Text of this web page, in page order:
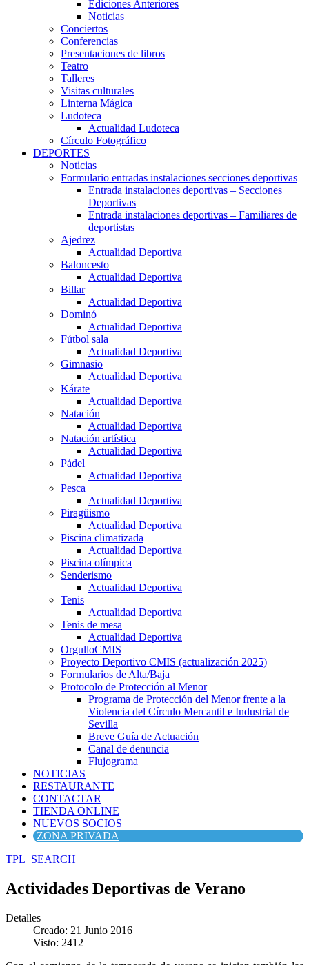
Ediciones Anteriores
Noticias
Conciertos
Conferencias
Presentaciones de libros
Teatro
Talleres
Visitas culturales
Linterna Mágica
Ludoteca
Actualidad Ludoteca
Círculo Fotográfico
DEPORTES
Noticias
Formulario entradas instalaciones secciones deportivas
Entrada instalaciones deportivas – Secciones
Deportivas
Entrada instalaciones deportivas – Familiares de
deportistas
Ajedrez
Actualidad Deportiva
Baloncesto
Actualidad Deportiva
Billar
Actualidad Deportiva
Dominó
Actualidad Deportiva
Fútbol sala
Actualidad Deportiva
Gimnasio
Actualidad Deportiva
Kárate
Actualidad Deportiva
Natación
Actualidad Deportiva
Natación artística
Actualidad Deportiva
Pádel
Actualidad Deportiva
Pesca
Actualidad Deportiva
Piragüismo
Actualidad Deportiva
Piscina climatizada
Actualidad Deportiva
Piscina olímpica
Senderismo
Actualidad Deportiva
Tenis
Actualidad Deportiva
Tenis de mesa
Actualidad Deportiva
OrgulloCMIS
Proyecto Deportivo CMIS (actualización 2025)
Formularios de Alta/Baja
Protocolo de Protección al Menor
Programa de Protección del Menor frente a la
Violencia del Círculo Mercantil e Industrial de
Sevilla
Breve Guía de Actuación
Canal de denuncia
Flujograma
NOTICIAS
RESTAURANTE
CONTACTAR
TIENDA ONLINE
NUEVOS SOCIOS
ZONA PRIVADA
TPL_SEARCH
Actividades Deportivas de Verano
Detalles
Creado: 21 Junio 2016
Visto: 2412